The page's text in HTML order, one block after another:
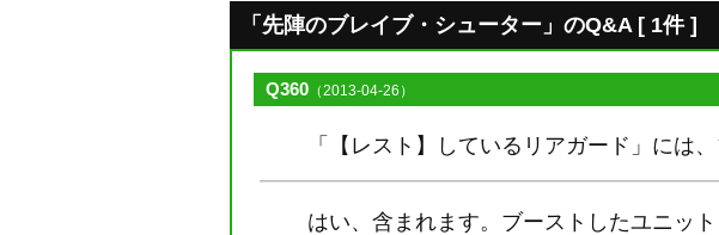
「先陣のブレイブ・シューター」のQ&A [ 1件 ]
Q360 （2013-04-26）
「【レスト】しているリアガード」には
はい、含まれます。ブーストしたユニッ